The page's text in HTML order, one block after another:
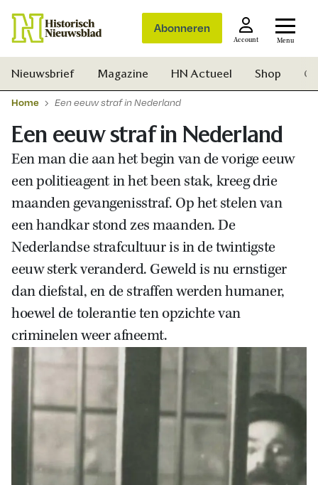
Abonneren
Account Menu
Nieuwsbrief Magazine HN Actueel Shop
Home Een eeuw straf in Nederland
Een eeuw straf in Nederland
Een man die aan het begin van de vorige eeuw
een politieagent in het been stak, kreeg drie
maanden gevangenisstraf. Op het stelen van
een handkar stond zes maanden. De
Nederlandse strafcultuur is in de twintigste
eeuw sterk veranderd. Geweld is nu ernstiger
dan diefstal, en de straffen werden humaner,
hoewel de tolerantie ten opzichte van
criminelen weer afneemt.